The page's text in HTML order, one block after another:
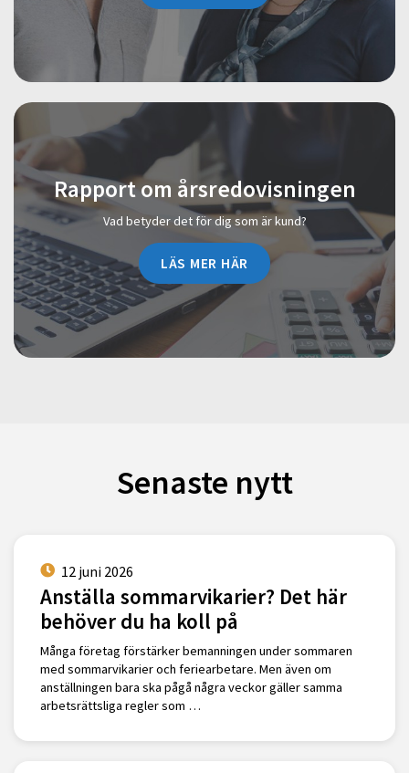
Rapport om årsredovisningen
Vad betyder det för dig som är kund?
LÄS MER HÄR
Senaste nytt
12 juni 2026
Anställa sommarvikarier? Det här
behöver du ha koll på
Många företag förstärker bemanningen under sommaren
med sommarvikarier och feriearbetare. Men även om
anställningen bara ska pågå några veckor gäller samma
arbetsrättsliga regler som …